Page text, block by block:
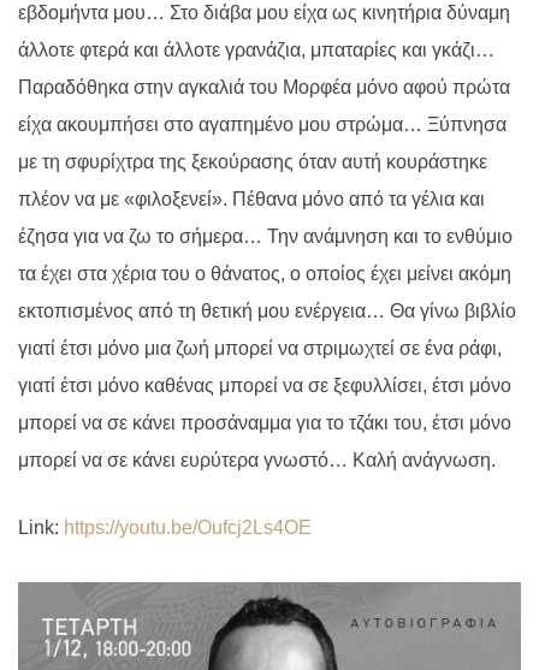
εβδομήντα μου… Στο διάβα μου είχα ως κινητήρια δύναμη
άλλοτε φτερά και άλλοτε γρανάζια, μπαταρίες και γκάζι…
Παραδόθηκα στην αγκαλιά του Μορφέα μόνο αφού πρώτα
είχα ακουμπήσει στο αγαπημένο μου στρώμα… Ξύπνησα
με τη σφυρίχτρα της ξεκούρασης όταν αυτή κουράστηκε
πλέον να με «φιλοξενεί». Πέθανα μόνο από τα γέλια και
έζησα για να ζω το σήμερα… Την ανάμνηση και το ενθύμιο
τα έχει στα χέρια του ο θάνατος, ο οποίος έχει μείνει ακόμη
εκτοπισμένος από τη θετική μου ενέργεια… Θα γίνω βιβλίο
γιατί έτσι μόνο μια ζωή μπορεί να στριμωχτεί σε ένα ράφι,
γιατί έτσι μόνο καθένας μπορεί να σε ξεφυλλίσει, έτσι μόνο
μπορεί να σε κάνει προσάναμμα για το τζάκι του, έτσι μόνο
μπορεί να σε κάνει ευρύτερα γνωστό… Καλή ανάγνωση.
Link: https://youtu.be/Oufcj2 Ls4OE